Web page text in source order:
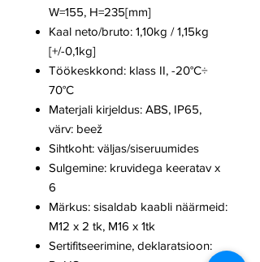
W=155, H=235[mm]
Kaal neto/bruto: 1,10kg / 1,15kg
[+/-0,1kg]
Töökeskkond: klass II, -20°C÷
70°C
Materjali kirjeldus: ABS, IP65,
värv: beež
Sihtkoht: väljas/siseruumides
Sulgemine: kruvidega keeratav x
6
Märkus: sisaldab kaabli näärmeid:
M12 x 2 tk, M16 x 1tk
Sertifitseerimine, deklaratsioon: